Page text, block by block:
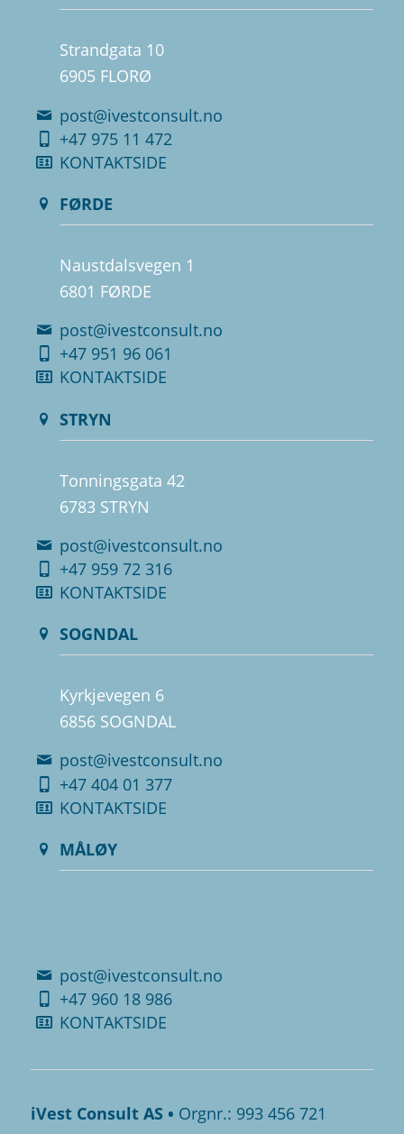
Strandgata 10
6905 FLORØ
post@ivestconsult.no
+47 975 11 472
KONTAKTSIDE
FØRDE
Naustdalsvegen 1
6801 FØRDE
post@ivestconsult.no
+47 951 96 061
KONTAKTSIDE
STRYN
Tonningsgata 42
6783 STRYN
post@ivestconsult.no
+47 959 72 316
KONTAKTSIDE
SOGNDAL
Kyrkjevegen 6
6856 SOGNDAL
post@ivestconsult.no
+47 404 01 377
KONTAKTSIDE
MÅLØY
post@ivestconsult.no
+47 960 18 986
KONTAKTSIDE
iVest Consult AS • Orgnr.: 993 456 721